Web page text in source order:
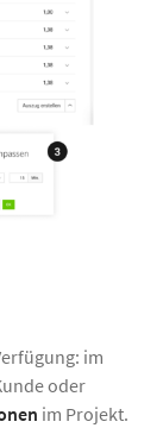
im
oder
im Projekt.